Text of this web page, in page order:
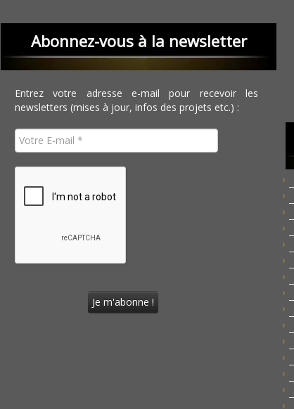
Abonnez-vous à la newsletter
Entrez votre adresse e-mail pour recevoir les
newsletters (mises à jour, infos des projets etc.) :